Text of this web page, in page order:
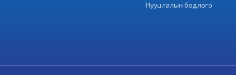
Нууцлалын бодлого